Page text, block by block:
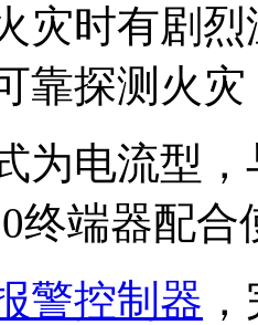
灾时有剧
靠探测火
为电流型
终端器配
警控制器